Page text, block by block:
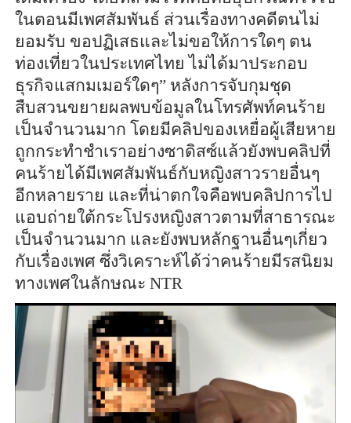
ในตอนมีเพศสัมพันธ์ ส่วนเรื่องทางคดีตนไม่
ยอมรับ ขอปฏิเสธและไม่ขอให้การใดๆ ตน
ท่องเที่ยวในประเทศไทย ไม่ได้มาประกอบ
ธุรกิจแสกมเมอร์ใดๆ” หลังการจับกุมชุด
สืบสวนขยายผลพบข้อมูลในโทรศัพท์คนร้าย
เป็นจำนวนมาก โดยมีคลิปของเหยื่อผู้เสียหาย
ถูกกระทำชำเราอย่างซาดิสซ์แล้วยังพบคลิปที่
คนร้ายได้มีเพศสัมพันธ์กับหญิงสาวรายอื่นๆ
อีกหลายราย และที่น่าตกใจคือพบคลิปการไป
แอบถ่ายใต้กระโปรงหญิงสาวตามที่สาธารณะ
เป็นจำนวนมาก และยังพบหลักฐานอื่นๆเกี่ยว
กับเรื่องเพศ ซึ่งวิเคราะห์ได้ว่าคนร้ายมีรสนิยม
ทางเพศในลักษณะ NTR